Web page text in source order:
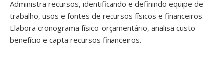
Administra recursos, identificando e definindo equipe de
trabalho, usos e fontes de recursos físicos e financeiros
Elabora cronograma físico-orçamentário, analisa custo-
benefício e capta recursos financeiros.